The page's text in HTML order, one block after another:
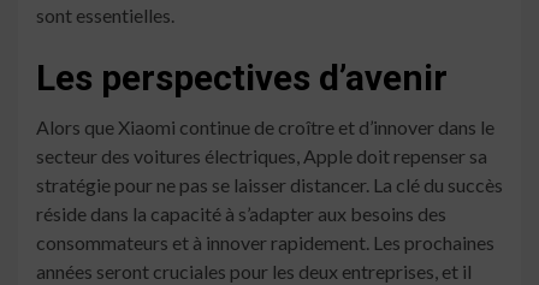
sont essentielles.
Les perspectives d’avenir
Alors que Xiaomi continue de croître et d’innover dans le
secteur des voitures électriques, Apple doit repenser sa
stratégie pour ne pas se laisser distancer. La clé du succès
réside dans la capacité à s’adapter aux besoins des
consommateurs et à innover rapidement. Les prochaines
années seront cruciales pour les deux entreprises, et il